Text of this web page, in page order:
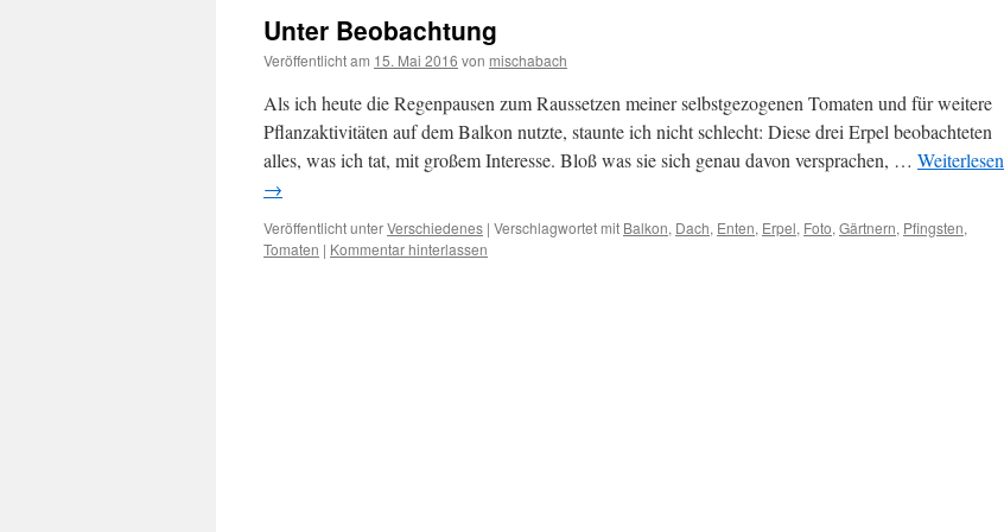
Unter Beobachtung
Veröffentlicht am 15. Mai 2016 von mischabach
Als ich heute die Regenpausen zum Raussetzen meiner selbstgezogenen Tomaten und für weitere
Pflanzaktivitäten auf dem Balkon nutzte, staunte ich nicht schlecht: Diese drei Erpel beobachteten
alles, was ich tat, mit großem Interesse. Bloß was sie sich genau davon versprachen, … Weiterlesen
→
Veröffentlicht unterVerschiedenes | Verschlagwortet mit Balkon, Dach, Enten, Erpel, Foto, Gärtnern, Pfingsten,
Tomaten | Kommentar hinterlassen